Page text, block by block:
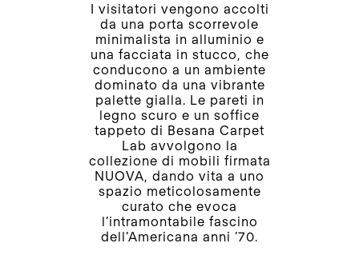
I visitatori vengono accolti
da una porta scorrevole
minimalista in alluminio e
una facciata in stucco, che
conducono a un ambiente
dominato da una vibrante
palette gialla. Le pareti in
legno scuro e un soffice
tappeto di Besana Carpet
Lab avvolgono la
collezione di mobili firmata
NUOVA, dando vita a uno
spazio meticolosamente
curato che evoca
l’intramontabile fascino
dell’Americana anni ’70.